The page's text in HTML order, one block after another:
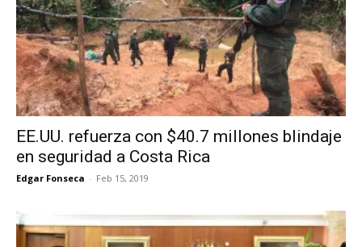
EE.UU. refuerza con $40.7 millones blindaje
en seguridad a Costa Rica
Edgar Fonseca - Feb 15, 2019